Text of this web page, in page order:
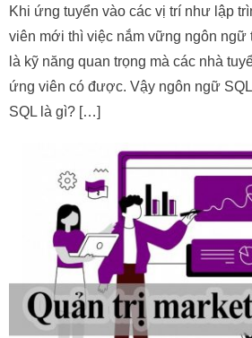
Khi ứng tuyển vào các vị trí như lập
viên mới thì việc nắm vững ngôn ngữ
là kỹ năng quan trọng mà các nhà
ứng viên có được. Vậy ngôn ngữ
SQL là gì? […]